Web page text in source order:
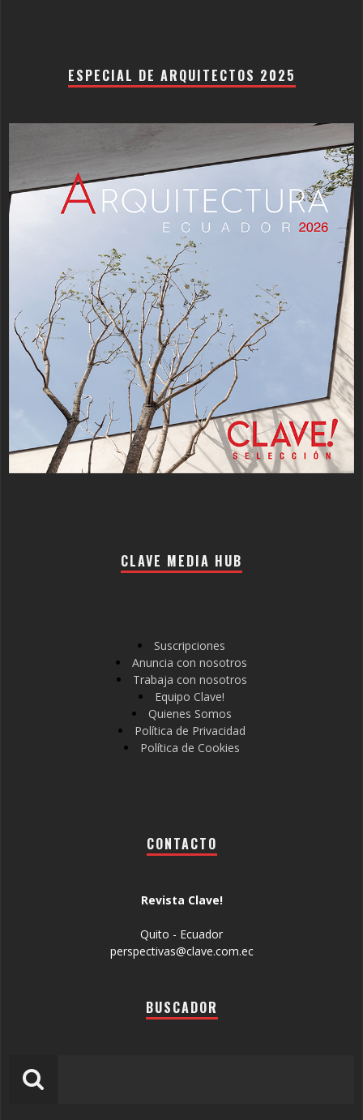
ESPECIAL DE ARQUITECTOS 2025
CLAVE MEDIA HUB
Suscripciones
Anuncia con nosotros
Trabaja con nosotros
Equipo Clave!
Quienes Somos
Política de Privacidad
Política de Cookies
CONTACTO
Revista Clave!
Quito - Ecuador
perspectivas@clave.com.ec
BUSCADOR